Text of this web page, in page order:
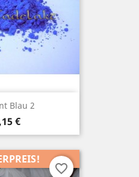
Blau 2
€
favorite_border